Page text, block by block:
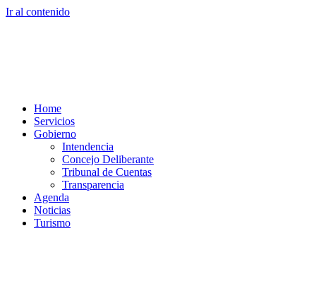
Ir al contenido
Home
Servicios
Gobierno
Intendencia
Concejo Deliberante
Tribunal de Cuentas
Transparencia
Agenda
Noticias
Turismo